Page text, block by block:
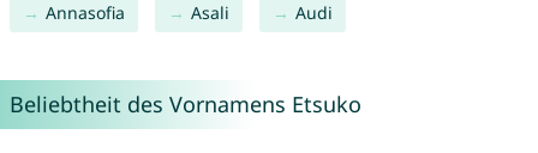
Annasofia Asali Audi
Beliebtheit des Vornamens Etsuko